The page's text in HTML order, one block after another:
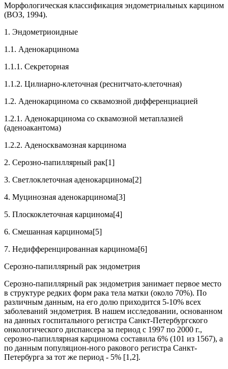
Морфологическая классификация эндометриальных карцином
(ВОЗ, 1994).
1. Эндометриоидные
1.1. Аденокарцинома
1.1.1. Секреторная
1.1.2. Цилиарно-клеточная (реснитчато-клеточная)
1.2. Аденокарцинома со сквамозной дифференциацией
1.2.1. Аденокарцинома со сквамозной метаплазией
(аденоакантома)
1.2.2. Аденосквамозная карцинома
2. Серозно-папиллярный рак[1]
3. Светлоклеточная аденокарцинома[2]
4. Муцинозная аденокарцинома[3]
5. Плоскоклеточная карцинома[4]
6. Смешанная карцинома[5]
7. Недифференцированная карцинома[6]
Серозно-папиллярный рак эндометрия
Серозно-папиллярный рак эндометрия занимает первое место
в структуре редких форм рака тела матки (около 70%). По
различным данным, на его долю приходится 5-10% всех
заболеваний эндометрия. В нашем исследовании, основанном
на данных госпитального регистра Санкт-Петербургского
онкологического диспансера за период с 1997 по 2000 г.,
серозно-папиллярная карцинома составила 6% (101 из 1567), а
по данным популяцион-ного ракового регистра Санкт-
Петербурга за тот же период - 5% [1,2].